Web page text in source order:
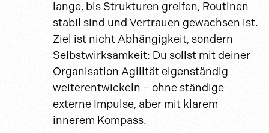
lange, bis Strukturen greifen, Routinen
stabil sind und Vertrauen gewachsen ist.
Ziel ist nicht Abhängigkeit, sondern
Selbstwirksamkeit: Du sollst mit deiner
Organisation Agilität eigenständig
weiterentwickeln – ohne ständige
externe Impulse, aber mit klarem
innerem Kompass.